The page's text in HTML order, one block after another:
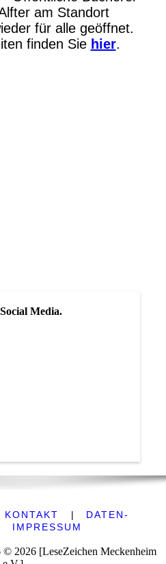
am Standort
für alle geöffnet.
finden Sie hier.
Media.
KONTAKT |
DATEN­
IMPRESSUM
2026 [LeseZeichen Meckenheim